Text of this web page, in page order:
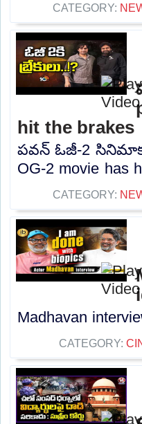
CATEGORY:
hit the brakes
పవన్ ఓజీ-2 సినిమాకు
OG-2 movie has
CATEGORY:
Madhavan
CATEGORY: